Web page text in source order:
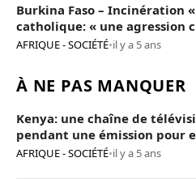
Burkina Faso – Incinération
catholique: « une agression
provocation de trop »
AFRIQUE - SOCIÉTÉ•il y a 5 ans
À NE PAS MANQUER
Kenya: une chaîne de
pendant une émission pour
AFRIQUE - SOCIÉTÉ•il y a 5 ans